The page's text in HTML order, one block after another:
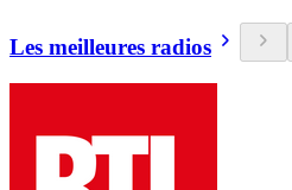
Les meilleures radios